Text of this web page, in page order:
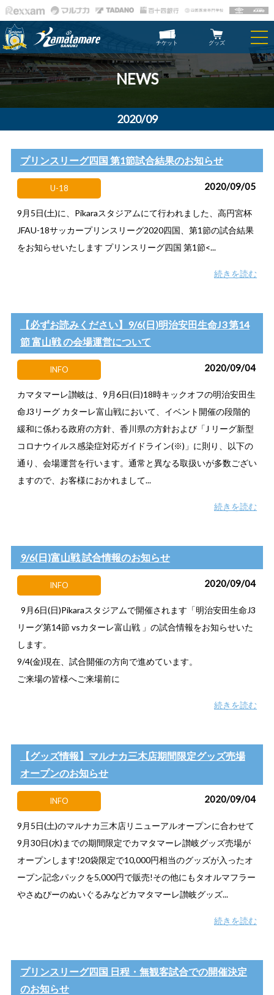
チケット グッズ
NEWS
2020/09
プリンスリーグ四国 第1節試合結果のお知らせ
U-18 2020/09/05
9月5日(土)に、Pikaraスタジアムにて行われました、高円宮杯
JFAU-18サッカープリンスリーグ2020四国、第1節の試合結果
をお知らせいたします プリンスリーグ四国 第1節<...
続きを読む
【必ずお読みください】9/6(日)明治安田生命J3 第14
節 富山戦 の会場運営について
INFO 2020/09/04
カマタマーレ讃岐は、9月6日(日)18時キックオフの明治安田生
命J3リーグ カターレ富山戦において、イベント開催の段階的
緩和に係わる政府の方針、香川県の方針および「J リーグ新型
コロナウイルス感染症対応ガイドライン(※)」に則り、以下の
通り、会場運営を行います。通常と異なる取扱いが多数ござい
ますので、お客様におかれまして...
続きを読む
9/6(日)富山戦 試合情報のお知らせ
INFO 2020/09/04
9月6日(日)Pikaraスタジアムで開催されます「明治安田生命J3
リーグ第14節 vsカターレ富山戦 」の試合情報をお知らせいた
します。
9/4(金)現在、試合開催の方向で進めています。
ご来場の皆様へご来場前に
続きを読む
【グッズ情報】マルナカ三木店期間限定グッズ売場
オープンのお知らせ
INFO 2020/09/04
9月5日(土)のマルナカ三木店リニューアルオープンに合わせて
9月30日(水)までの期間限定でカマタマーレ讃岐グッズ売場が
オープンします!20袋限定で10,000円相当のグッズが入ったオ
ープン記念パックを5,000円で販売!その他にもタオルマフラー
やさぬぴーのぬいぐるみなどカマタマーレ讃岐グッズ...
続きを読む
プリンスリーグ四国 日程・無観客試合での開催決定
のお知らせ